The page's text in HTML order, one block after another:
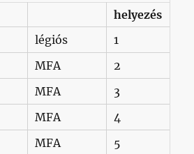
helyezés
légiós
1
MFA
2
MFA
3
MFA
4
MFA
5